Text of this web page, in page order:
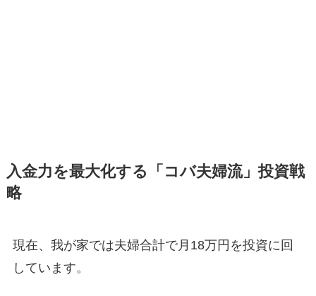
入金力を最大化する「コバ夫婦流」投資戦
略
現在、我が家では夫婦合計で月18万円を投資に回
しています。